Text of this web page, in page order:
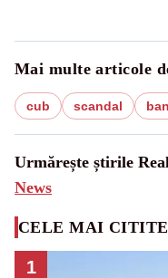
Mai multe articole
cub scandal
Urmărește știrile
News
CELE MAI CITITE
1